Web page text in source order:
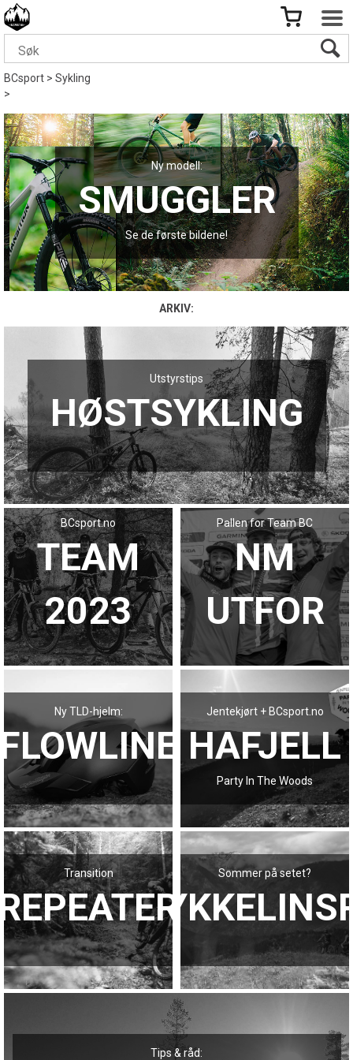
BCsport>Sykling
>
Ny modell:
SMUGGLER
Se de første bildene!
ARKIV:
Utstyrstips
HØSTSYKLING
BCsport.no
TEAM
2023
Pallen for Team BC
NM
UTFOR
Ny TLD-hjelm:
FLOWLINE
Jentekjørt + BCsport.no
HAFJELL
Party In The Woods
Transition Sommer på setet?
Tips & råd: